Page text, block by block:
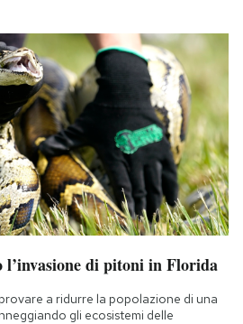
di pitoni in Florida
a ridurre la popolazione di una
gli ecosistemi delle